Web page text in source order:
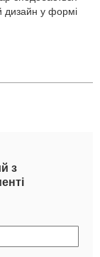
дизайн у формі
з